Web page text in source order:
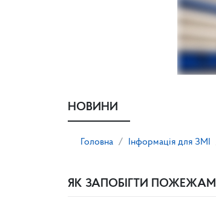
НОВИНИ
Головна Інформація для ЗМІ
ЯК ЗАПОБІГТИ ПОЖЕЖАМ